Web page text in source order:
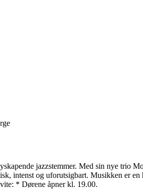
jazzstemmer. Med sin nye
intenst og uforutsigbart. Musikken er
* Dørene åpner kl. 19.00.